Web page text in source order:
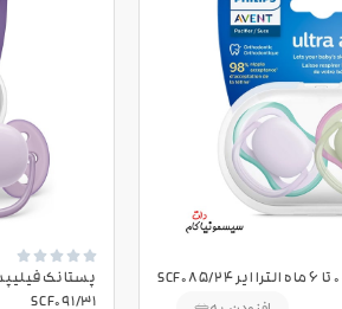





SCF091/31